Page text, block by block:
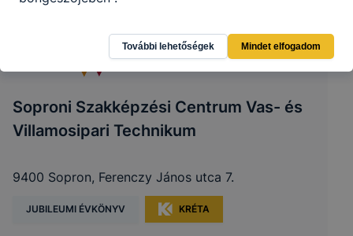
Soproni Szakképzési Centrum Vas- és
Villamosipari Technikum
9400 Sopron, Ferenczy János utca 7.
JUBILEUMI ÉVKÖNYV KRÉTA
További lehetőségek Mindet elfogadom